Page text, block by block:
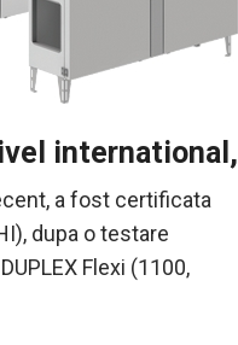
international,
a fost certificata
dupa o testare
Flexi (1100,